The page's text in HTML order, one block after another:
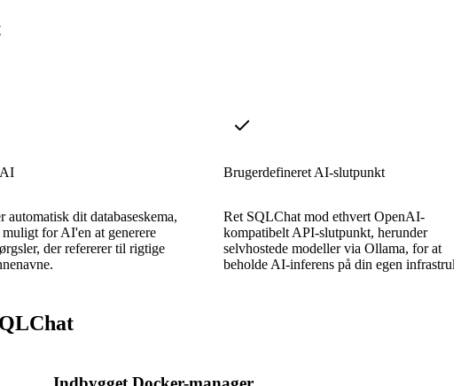
automatisk dit databaseskema,
for AI'en at generere
der refererer til rigtige
Brugerdefineret AI-slutpunkt
Ret SQLChat mod ethvert OpenAI-
kompatibelt API-slutpunkt, herunder
selvhostede modeller via Ollama, for at
beholde AI-inferens på din egen